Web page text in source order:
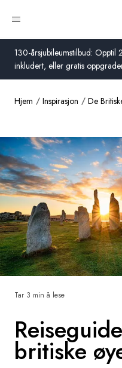
130-årsjubileumstilbud: Opptil
inkludert, eller gratis
Åpne meny
Norge
Storbritannia
USA
Tyskland
Sveits
Frankrike
Sverige
Norge
Global
Hjem Inspirasjon De
britiske
Tar 3 min å lese